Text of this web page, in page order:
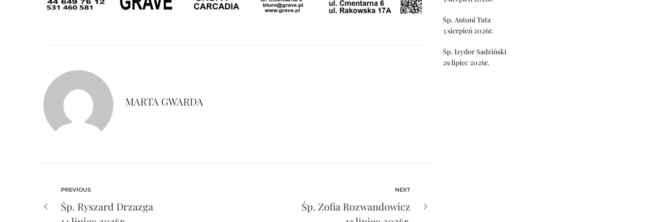
MARTA GWARDA
PREVIOUS
Śp. Ryszard Drzazga
NEXT
Śp. Zofia Rozwandowicz
Śp. Antoni Tuta
3 sierpień 2026r.
Śp. Izydor Sadziński
29 lipiec 2026r.